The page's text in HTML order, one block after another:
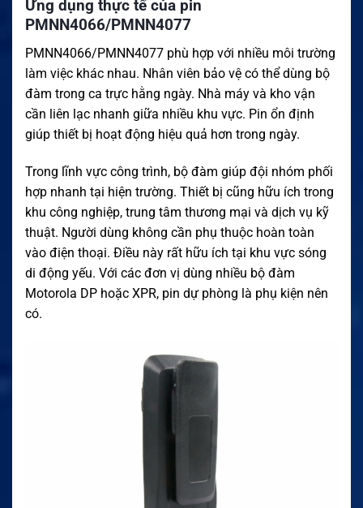
Ứng dụng thực tế của pin
PMNN4066/PMNN4077
PMNN4066/PMNN4077 phù hợp với nhiều môi trường
làm việc khác nhau. Nhân viên bảo vệ có thể dùng bộ
đàm trong ca trực hằng ngày. Nhà máy và kho vận
cần liên lạc nhanh giữa nhiều khu vực. Pin ổn định
giúp thiết bị hoạt động hiệu quả hơn trong ngày.
Trong lĩnh vực công trình, bộ đàm giúp đội nhóm phối
hợp nhanh tại hiện trường. Thiết bị cũng hữu ích trong
khu công nghiệp, trung tâm thương mại và dịch vụ kỹ
thuật. Người dùng không cần phụ thuộc hoàn toàn
vào điện thoại. Điều này rất hữu ích tại khu vực sóng
di động yếu. Với các đơn vị dùng nhiều bộ đàm
Motorola DP hoặc XPR, pin dự phòng là phụ kiện nên
có.